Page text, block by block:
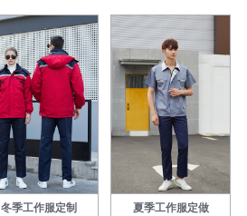
冬季工作服定制 夏季工作服定做